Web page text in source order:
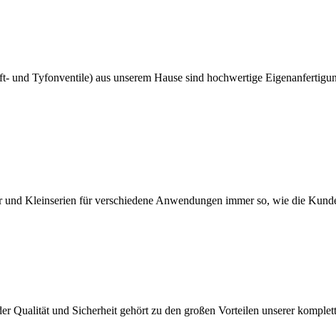
Tyfonventile) aus unserem Hause sind hochwertige
Kleinserien für verschiedene Anwendungen immer so, wie die
Qualität und Sicherheit gehört zu den großen Vorteilen unserer